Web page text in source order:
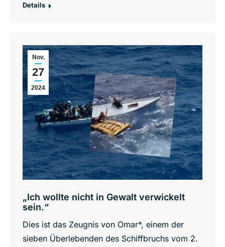
Details
Nov.
27
2024
„Ich wollte nicht in Gewalt verwickelt
sein.“
Dies ist das Zeugnis von Omar*, einem der
sieben Überlebenden des Schiffbruchs vom 2.